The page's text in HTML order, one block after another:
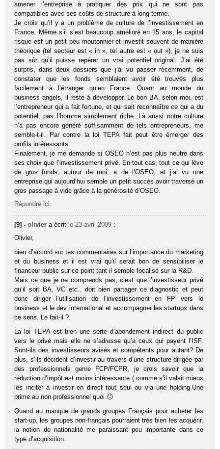
amener l’entreprise à pratiquer des prix qui ne sont pas
compatibles avec ses coûts de structure à long terme.
Je crois qu’il y a un problème de culture de l’investissement en
France. Même s’il s’est beaucoup amélioré en 15 ans, le capital
risque est un petit peu moutonnier et investit souvent de manière
théorique (tel secteur est « in », tel autre est « out »), je ne suis
pas sûr qu’il puisse repérer un vrai potentiel original. J’ai été
surpris, dans deux dossiers que j’ai vu passer récemment, de
constater que les fonds semblaient avoir été trouvés plus
facilement à l’étranger qu’en France. Quant au monde du
business angels, il reste à développer. Le bon BA, selon moi, est
l’entrepreneur qui a fait fortune, et qui sait reconnaître ce qui a du
potentiel, pas l’homme simplement riche. Là aussi notre culture
n’a pas encore généré suffisamment de tels entrepreneurs, me
semble-t-il. Par contre la loi TEPA fait peut être émerger des
profils intéressants.
Finalement, je me demande si OSEO n’est pas plus neutre dans
ses choix que l’investissement privé. En tout cas, tout ce qui lève
de gros fonds, autour de moi, a de l’OSEO, et j’ai vu une
entreprise qui aujourd’hui semble un petit succès avoir traversé un
gros passage à vide grâce à la générosité d’OSEO.
Répondre ici
[9] -olivier a écrit le 23 avril 2009 :
Olivier,
bien d’accord sur tes commentaires sur l’importance du marketing
et du business et il est vrai qu’il serait bon de sensibiliser le
financeur public sur ce point tant il semble focalisé sur la R&D.
Mais ce que je ne comprends pas, c’est que l’investisseur privé
qu’il soit BA, VC etc.. doit bien partager ce diagnostic et peut
donc diriger l’utilisation de l’investissement en FP vers le
business et le dev international et accompagner les startups dans
ce sens. Le fait-il ?
La loi TEPA est bien une sorte d’abondement indirect du public
vers le privé mais elle ne s’adresse qu’a ceux qui payent l’ISF.
Sont-ils des investisseurs avisés et compétents pour autant? De
plus, s’ils décident d’investir au travers d’une structure dirigée par
des professionnels genre FCP/FCPR, je crois savoir que la
réduction d’impôt est moins intéressante ( comme s’il valait mieux
les inciter à investir en direct tout seul ou via une holding.Une
prime au non professionnel quoi 🙁
Quand au manque de grands groupes Français pour acheter les
start-up, les groupes non-français pourraient trés bien les acquérir,
la notion de nationalité me paraissant peu importante dans ce
type d’acquisition.